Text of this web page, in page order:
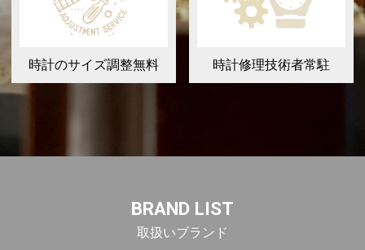
時計のサイズ調整無料 時計修理技術者常駐
BRAND LIST
取扱いブランド